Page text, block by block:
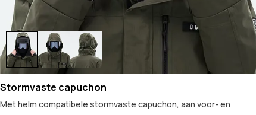
Stormvaste capuchon
Met helm compatibele stormvaste capuchon, aan voor- en